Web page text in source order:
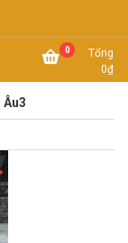
0
Tổng
0₫